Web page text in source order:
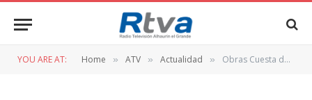
YOU ARE AT: Home » ATV » Actualidad » Obras Cuesta de Marzo